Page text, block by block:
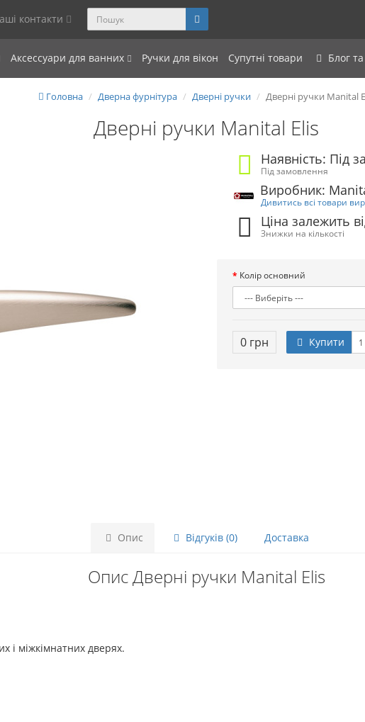
контакти
Аксессуари для ванних Ручки для вікон Супутні товари Блог
Головна Дверна фурнітура Дверні ручки Дверні ручки Manital
Дверні ручки Manital Elis
Наявність: Під
Під замовлення
Виробник:
Дивитись всі товари
Ціна залежить
Знижки на кількості
Колір основний
0 грн Купити
Опис Відгуків (0) Доставка
Опис Дверні ручки Manital Elis
і міжкімнатних дверях.